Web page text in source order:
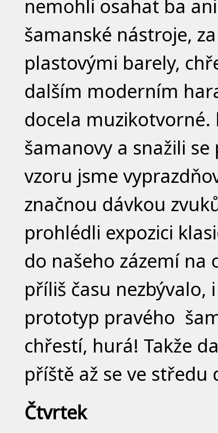
nemohli osahat ba
šamanské nástroje,
plastovými barely,
dalším moderním
docela muzikotvorné.
šamanovy a snažili
vzoru jsme
značnou dávkou
prohlédli expozici
do našeho zázemí na
příliš času
prototyp pravého
chřestí, hurá! Takže
příště až se ve
Čtvrtek